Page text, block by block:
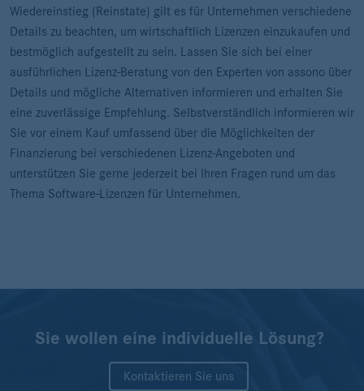
Wiedereinstieg (Reinstate) gilt es für Unternehmen verschiedene
Details zu beachten, um wirtschaftlich Lizenzen einzukaufen und
bestmöglich aufgestellt zu sein. Lassen Sie sich bei einer
ausführlichen Lizenz-Beratung von den Experten von assono über
Details und mögliche Alternativen informieren und erhalten Sie
eine zuverlässige Empfehlung. Selbstverständlich informieren wir
Sie vor einem Kauf umfassend über die Möglichkeiten der
Finanzierung bei verschiedenen Lizenz-Angeboten und
unterstützen Sie gerne jederzeit bei Ihren Fragen rund um das
Thema Software-Lizenzen für Unternehmen.
Sie wollen eine individuelle Lösung?
Kontaktieren Sie uns